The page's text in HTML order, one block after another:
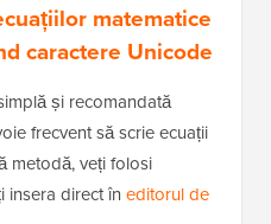
matematice
caractere Unicode
și recomandată
frecvent să scrie ecuații
metodă, veți folosi
insera direct în editorul de